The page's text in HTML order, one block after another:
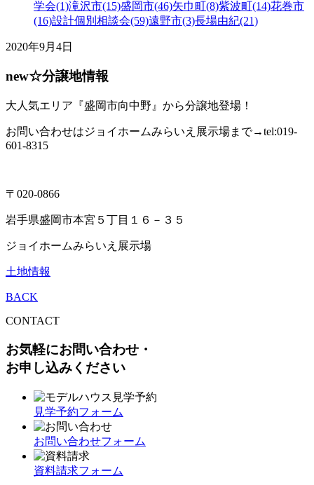
学会(1)滝沢市(15)盛岡市(46)矢巾町(8)紫波町(14)花巻市
(16)設計個別相談会(59)遠野市(3)長場由紀(21)
2020年9月4日
new☆分譲地情報
大人気エリア『盛岡市向中野』から分譲地登場！
お問い合わせはジョイホームみらいえ展示場まで→tel:019-
601-8315
〒020-0866
岩手県盛岡市本宮５丁目１６－３５
ジョイホームみらいえ展示場
土地情報
BACK
CONTACT
お気軽にお問い合わせ・
お申し込みください
見学予約フォーム
お問い合わせフォーム
資料請求フォーム